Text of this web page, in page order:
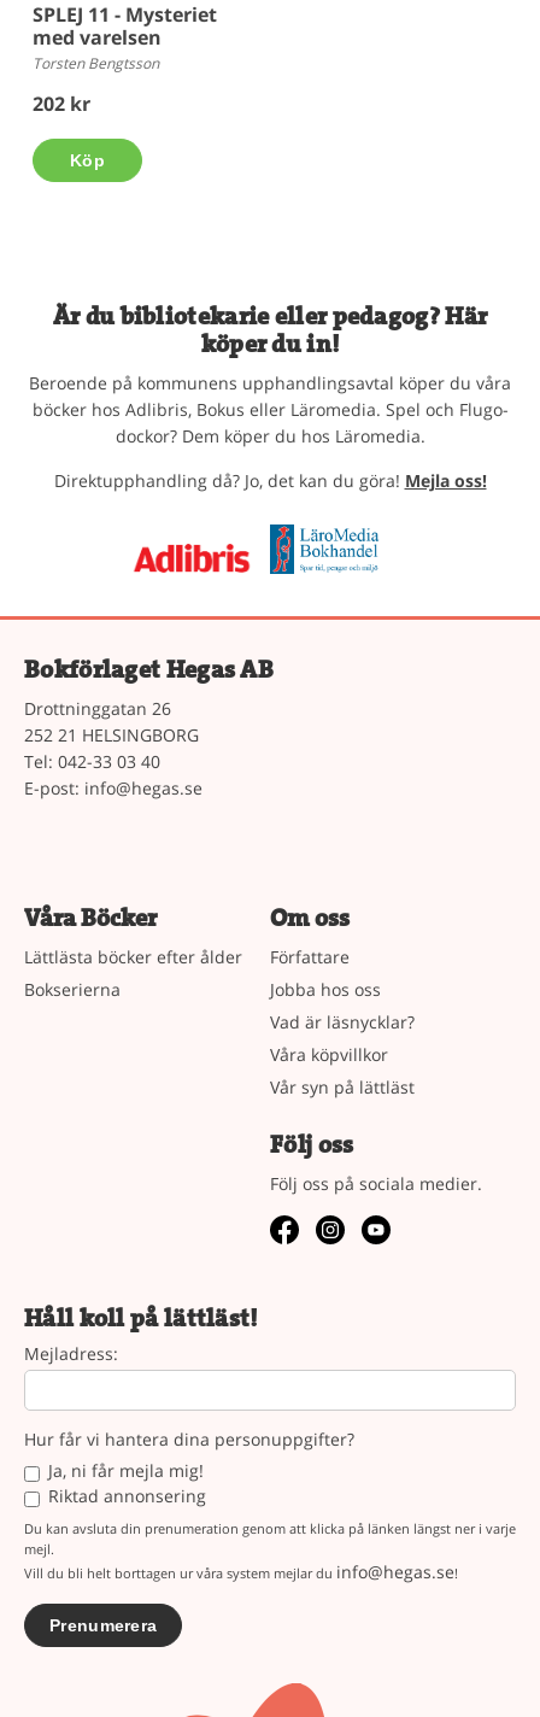
SPLEJ 11 - Mysteriet
med varelsen
Torsten Bengtsson
202 kr
Köp
Är du bibliotekarie eller pedagog? Här
köper du in!
Beroende på kommunens upphandlingsavtal köper du våra
böcker hos Adlibris, Bokus eller Läromedia. Spel och Flugo-
dockor? Dem köper du hos Läromedia.
Direktupphandling då? Jo, det kan du göra! Mejla oss!
Bokförlaget Hegas AB
Drottninggatan 26
252 21 HELSINGBORG
Tel: 042-33 03 40
E-post: info@hegas.se
Våra Böcker
Lättlästa böcker efter ålder
Bokserierna
Om oss
Författare
Jobba hos oss
Vad är läsnycklar?
Våra köpvillkor
Vår syn på lättläst
Följ oss
Följ oss på sociala medier.
Håll koll på lättläst!
Mejladress:
Hur får vi hantera dina personuppgifter?
Ja, ni får mejla mig!
Riktad annonsering
Du kan avsluta din prenumeration genom att klicka på länken längst ner i varje
mejl.
Vill du bli helt borttagen ur våra system mejlar du info@hegas.se!